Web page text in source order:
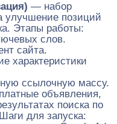
— набор
улучшение позиций
Этапы работы:
слов.
сайта.
характеристики
ссылочную массу.
объявления,
поиска по
для запуска: